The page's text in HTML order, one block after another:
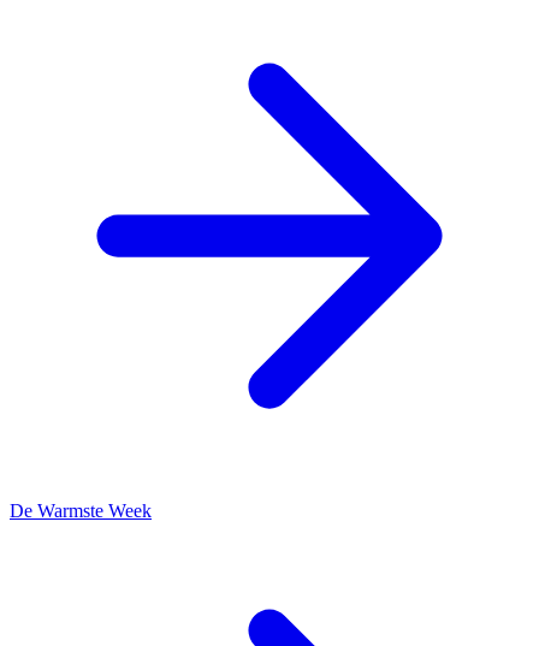
De Warmste Week